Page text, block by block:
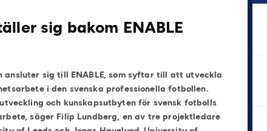
sig bakom ENABLE
sig till ENABLE, som syftar till att utveckla
i den svenska professionella fotbollen.
och kunskapsutbyten för svensk fotbolls
säger Filip Lundberg, en av tre projektledare